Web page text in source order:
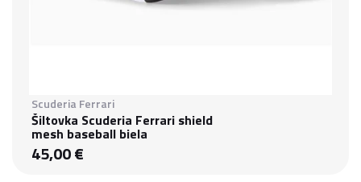
Scuderia Ferrari
Šiltovka Scuderia Ferrari shield
mesh baseball biela
45,00 €